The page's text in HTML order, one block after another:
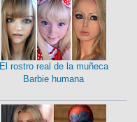
El rostro real de la muñeca
Barbie humana